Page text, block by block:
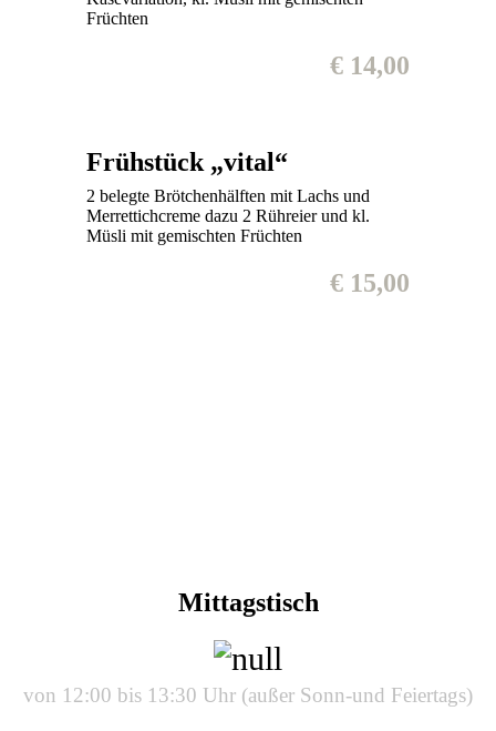
Früchten
€ 14,00
Frühstück „vital“
2 belegte Brötchenhälften mit Lachs und
Merrettichcreme dazu 2 Rühreier und kl.
Müsli mit gemischten Früchten
€ 15,00
Mittagstisch
von 12:00 bis 13:30 Uhr (außer Sonn-und Feiertags)